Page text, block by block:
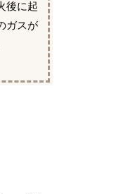
後に起
ガスが